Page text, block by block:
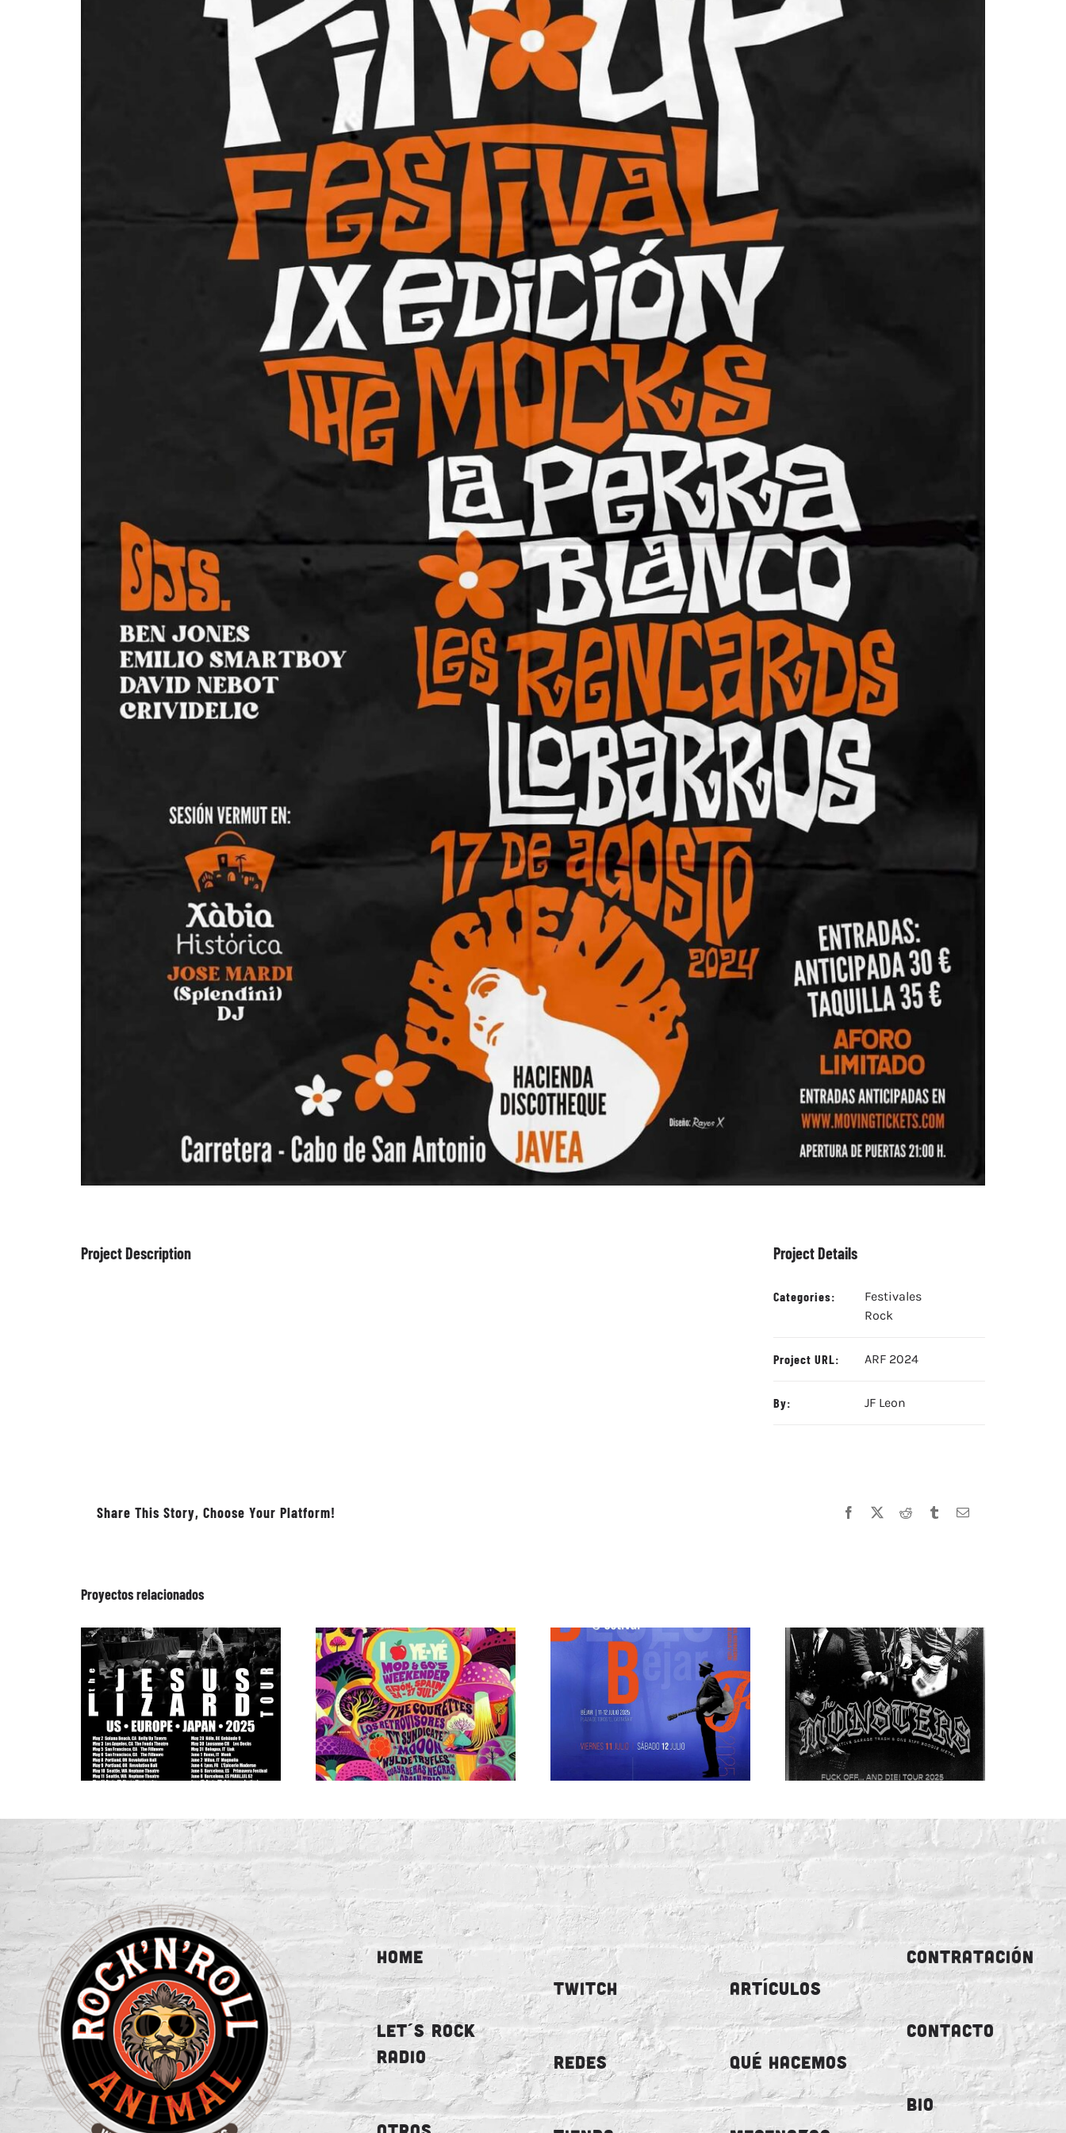
Project Description Project Details
Categories:
Festivales
Rock
Project URL: ARF 2024
By: JF Leon
Share This Story, Choose Your Platform! Facebook Reddit TumblrCorreo
Proyectos relacionados
HOME
LET´S ROCK
RADIO
TWITCH
REDES
ARTÍCULOS
QUÉ HACEMOS
CONTRATACIÓN
CONTACTO
BIO